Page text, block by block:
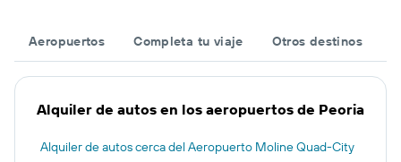
Aeropuertos Completa tu viaje Otros destinos
Alquiler de autos en los aeropuertos de Peoria
Alquiler de autos cerca del Aeropuerto Moline Quad-City